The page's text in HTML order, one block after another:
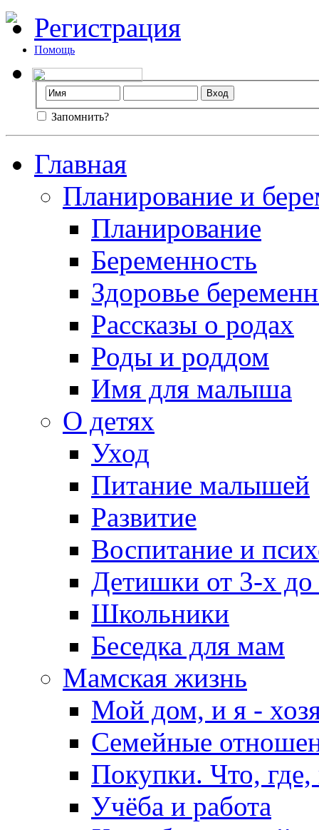
Регистрация
Помощь
Запомнить?
Главная
Планирование и
Планирование
Беременность
Здоровье
Рассказы о родах
Роды и роддом
Имя для малыша
О детях
Уход
Питание малышей
Развитие
Воспитание и
Детишки от 3-х
Школьники
Беседка для мам
Мамская жизнь
Мой дом, и я -
Семейные
Покупки. Что, где,
Учёба и работа